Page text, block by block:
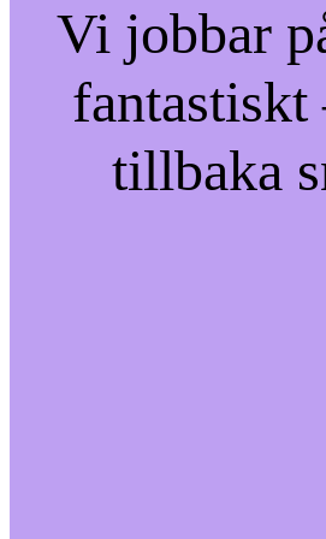
Vi jobbar
fantastiskt
tillbaka